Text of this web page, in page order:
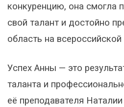
конкуренцию, она смогла
свой талант и достойно
область на всероссийской
Успех Анны — это
таланта и
её преподавателя